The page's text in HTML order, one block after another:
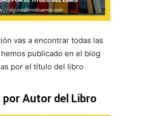
vas a encontrar todas las
publicado en el blog
por el título del libro
por Autor del Libro